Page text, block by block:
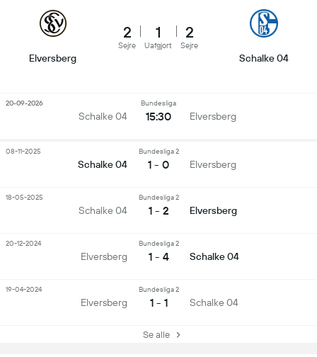
Elversberg
2
Sejre
1
Uafgjort
2
Sejre
Schalke 04
Schalke 04
Bundesliga
15:30 Elversberg
20-09-2026
Schalke 04
Bundesliga 2
1 - 0 Elversberg
08-11-2025
Schalke 04
Bundesliga 2
1 - 2 Elversberg
18-05-2025
Elversberg
Bundesliga 2
1 - 4 Schalke 04
20-12-2024
Elversberg
Bundesliga 2
1 - 1 Schalke 04
19-04-2024
Se alle